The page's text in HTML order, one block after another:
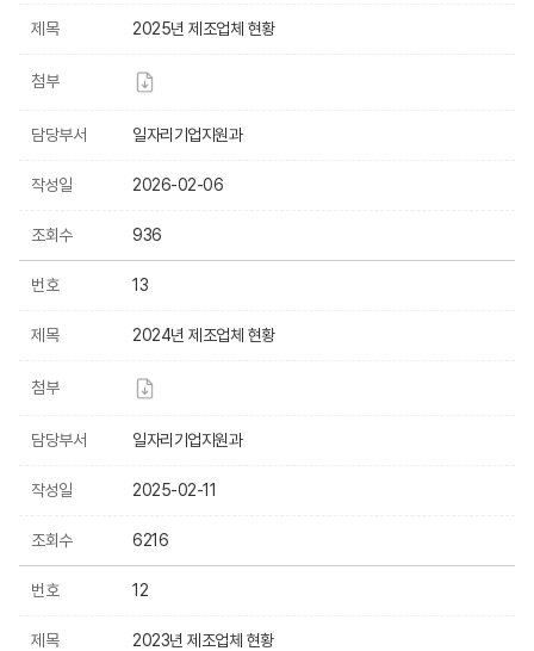
제목 2025년 제조업체 현황
첨부
담당부서 일자리기업지원과
작성일 2026-02-06
조회수 936
번호 13
제목 2024년 제조업체 현황
첨부
담당부서 일자리기업지원과
작성일 2025-02-11
조회수 6216
번호 12
제목 2023년 제조업체 현황